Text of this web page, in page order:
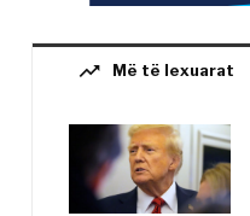
trending_up Më të lexuarat